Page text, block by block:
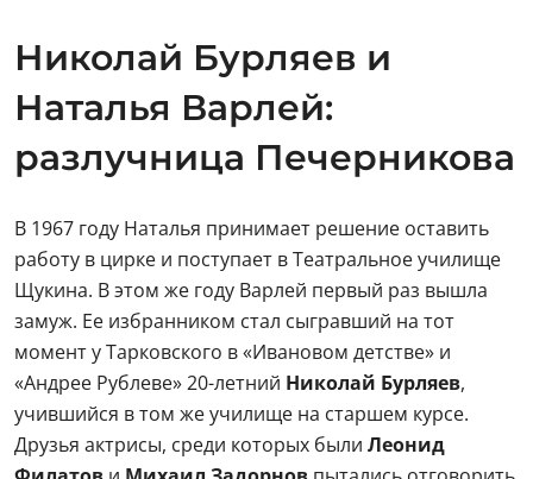
Николай Бурляев и
Наталья Варлей:
разлучница Печерникова
В 1967 году Наталья принимает решение оставить
работу в цирке и поступает в Театральное училище
Щукина. В этом же году Варлей первый раз вышла
замуж. Ее избранником стал сыгравший на тот
момент у Тарковского в «Ивановом детстве» и
«Андрее Рублеве» 20-летний Николай Бурляев,
учившийся в том же училище на старшем курсе.
Друзья актрисы, среди которых были Леонид